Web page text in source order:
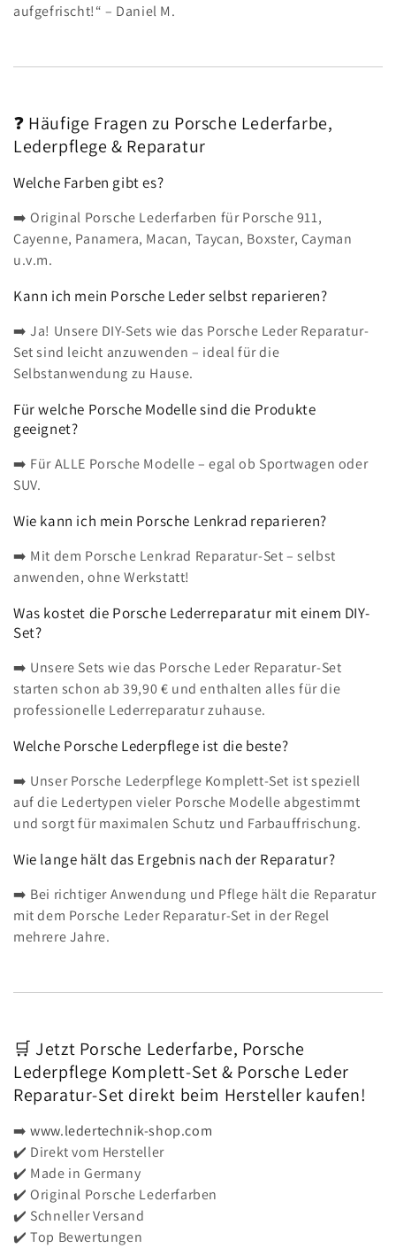
aufgefrischt!“ – Daniel M.
❓ Häufige Fragen zu Porsche Lederfarbe,
Lederpflege & Reparatur
Welche Farben gibt es?
➡️ Original Porsche Lederfarben für Porsche 911,
Cayenne, Panamera, Macan, Taycan, Boxster, Cayman
u.v.m.
Kann ich mein Porsche Leder selbst reparieren?
➡️ Ja! Unsere DIY-Sets wie das Porsche Leder Reparatur-
Set sind leicht anzuwenden – ideal für die
Selbstanwendung zu Hause.
Für welche Porsche Modelle sind die Produkte
geeignet?
➡️ Für ALLE Porsche Modelle – egal ob Sportwagen oder
SUV.
Wie kann ich mein Porsche Lenkrad reparieren?
➡️ Mit dem Porsche Lenkrad Reparatur-Set – selbst
anwenden, ohne Werkstatt!
Was kostet die Porsche Lederreparatur mit einem DIY-
Set?
➡️ Unsere Sets wie das Porsche Leder Reparatur-Set
starten schon ab 39,90 € und enthalten alles für die
professionelle Lederreparatur zuhause.
Welche Porsche Lederpflege ist die beste?
➡️ Unser Porsche Lederpflege Komplett-Set ist speziell
auf die Ledertypen vieler Porsche Modelle abgestimmt
und sorgt für maximalen Schutz und Farbauffrischung.
Wie lange hält das Ergebnis nach der Reparatur?
➡️ Bei richtiger Anwendung und Pflege hält die Reparatur
mit dem Porsche Leder Reparatur-Set in der Regel
mehrere Jahre.
🛒 Jetzt Porsche Lederfarbe, Porsche
Lederpflege Komplett-Set & Porsche Leder
Reparatur-Set direkt beim Hersteller kaufen!
➡️www.ledertechnik-shop.com
✔️ Direkt vom Hersteller
✔️ Made in Germany
✔️ Original Porsche Lederfarben
✔️ Schneller Versand
✔️ Top Bewertungen